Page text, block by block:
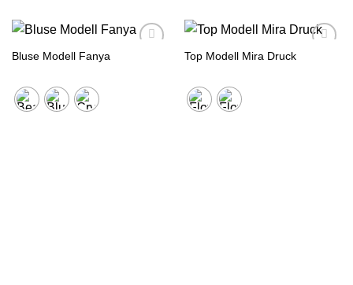
Bluse Modell Fanya Top Modell Mira Druck